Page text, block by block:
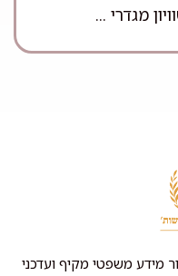
מגדרי ...
מידע משפטי מקיף ועדכני